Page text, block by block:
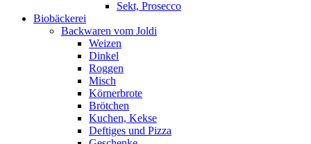
Sekt, Prosecco
Biobäckerei
Backwaren vom Joldi
Weizen
Dinkel
Roggen
Misch
Körnerbrote
Brötchen
Kuchen, Kekse
Deftiges und Pizza